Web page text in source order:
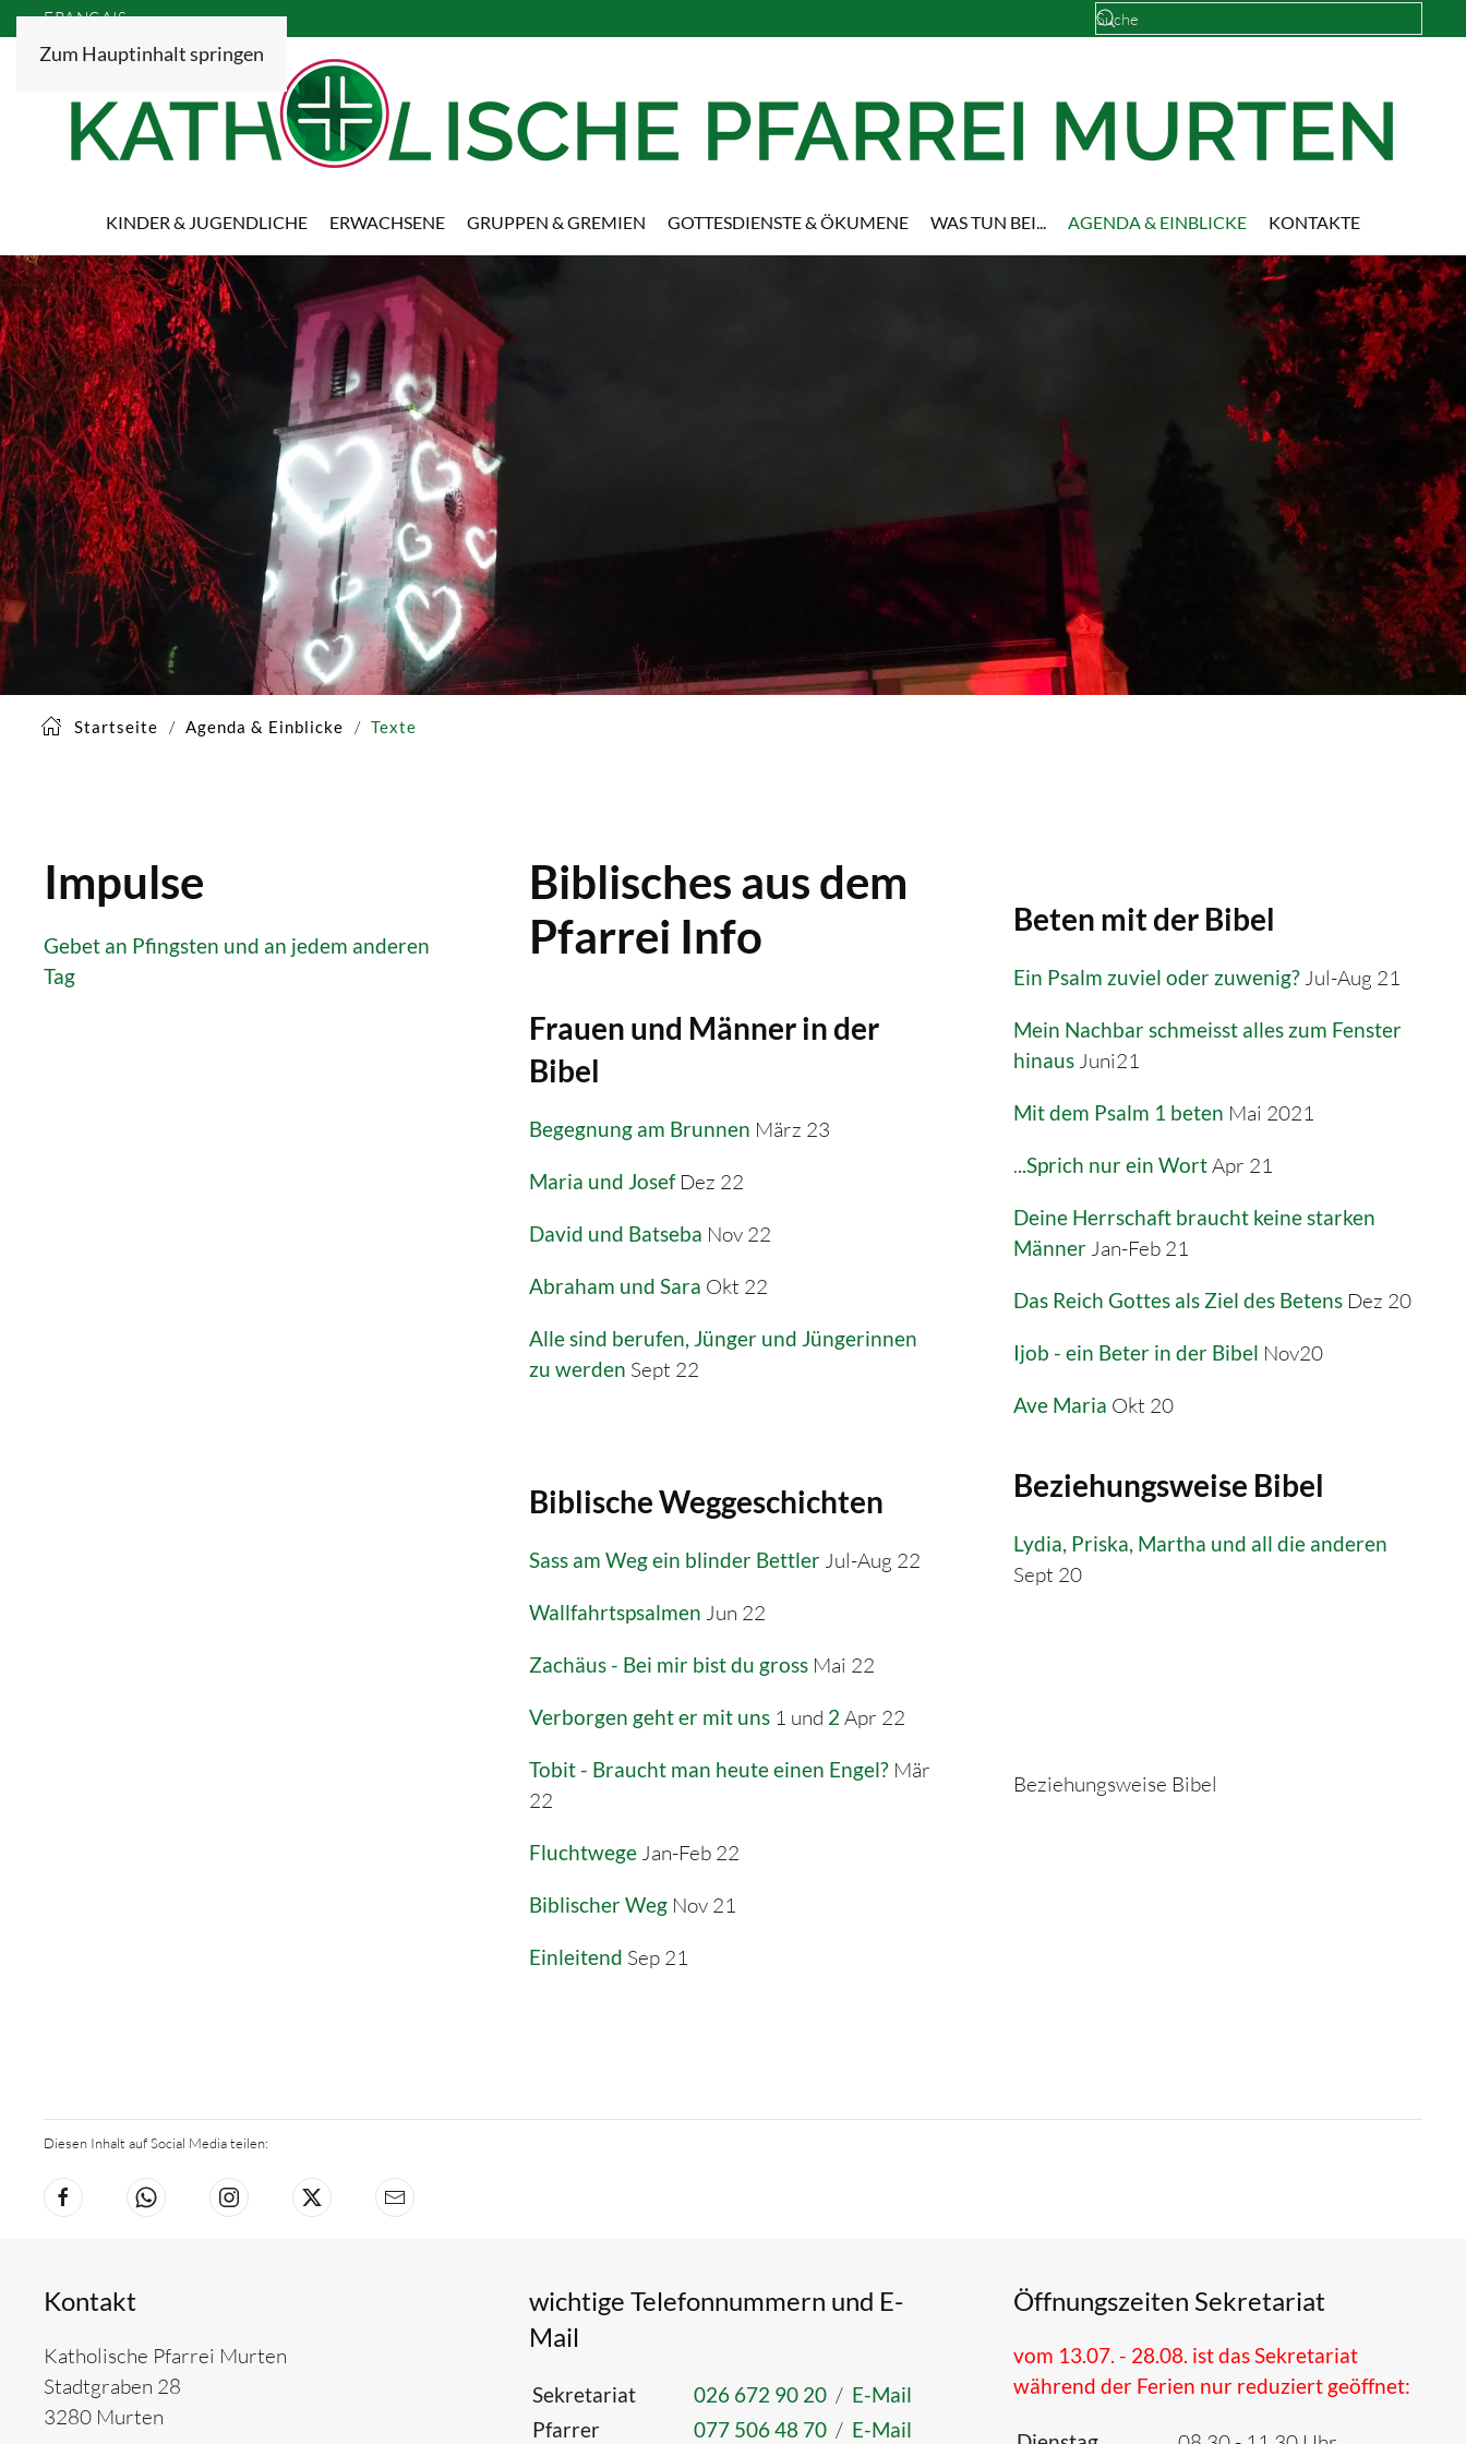
Zum Hauptinhalt springen
FRANÇAIS
KINDER & JUGENDLICHE ERWACHSENE GRUPPEN & GREMIEN GOTTESDIENSTE & ÖKUMENE WAS TUN BEI... AGENDA & EINBLICKE KONTAKTE
Startseite Agenda & Einblicke Texte
Impulse
Gebet an Pfingsten und an jedem anderen
Tag
Biblisches aus dem
Pfarrei Info
Frauen und Männer in der
Bibel
Begegnung am Brunnen März 23
Maria und JosefDez 22
David und Batseba Nov 22
Abraham und Sara Okt 22
Alle sind berufen, Jünger und Jüngerinnen
zu werden Sept 22
Biblische Weggeschichten
Sass am Weg ein blinder BettlerJul-Aug 22
Wallfahrtspsalmen Jun 22
Zachäus - Bei mir bist du grossMai 22
Verborgen geht er mit uns 1 und 2 Apr 22
Tobit - Braucht man heute einen Engel?Mär
22
FluchtwegeJan-Feb 22
Biblischer WegNov 21
Einleitend Sep 21
Beten mit der Bibel
Ein Psalm zuviel oder zuwenig? Jul-Aug 21
Mein Nachbar schmeisst alles zum Fenster
hinaus Juni21
Mit dem Psalm 1 beten Mai 2021
. ..Sprich nur ein WortApr 21
Deine Herrschaft braucht keine starken
Männer Jan-Feb 21
Das Reich Gottes als Ziel des Betens Dez 20
Ijob - ein Beter in der Bibel Nov20
Ave Maria Okt 20
Beziehungsweise Bibel
Lydia, Priska, Martha und all die anderen
Sept 20
Beziehungsweise Bibel
Diesen Inhalt auf Social Media teilen:
Kontakt
Katholische Pfarrei Murten
Stadtgraben 28
3280 Murten
wichtige Telefonnummern und E-
Mail
Sekretariat 026 672 90 20/ E-Mail
Pfarrer
077 506 48 70/ E-Mail
Öffnungszeiten Sekretariat
vom 13.07. - 28.08. ist das Sekretariat
während der Ferien nur reduziert geöffnet: